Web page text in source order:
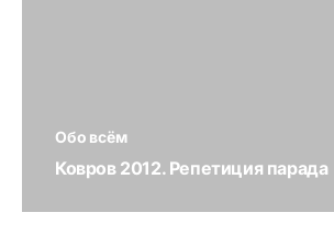
Обо всём
Ковров 2012. Репетиция парада